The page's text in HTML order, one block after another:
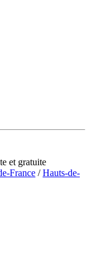
et gratuite
France /Hauts-de-